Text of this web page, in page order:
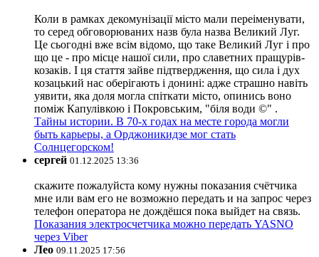
Коли в рамках декомунізації місто мали переіменувати,
то серед обговорюваних назв була назва Великий Луг.
Це сьогодні вже всім відомо, що таке Великий Луг і про
що це - про місце нашої сили, про славетних пращурів-
козаків. І ця стаття зайве підтвердження, що сила і дух
козацький нас оберігають і донині: адже страшно навіть
уявити, яка доля могла спіткати місто, опинись воно
поміж Капулівкою і Покровським, "біля води ©" .
Тайны истории. В 70-х годах на месте города могли
быть карьеры, а Орджоникидзе мог стать
Солнцегорском!
сергей 01.12.2025 13:36
скажите пожалуйста кому нужны показания счётчика
мне или вам его не возможно передать и на запрос через
телефон оператора не дождёшся пока выйдет на связь.
Показания электросчетчика можно передать YASNO
через Viber
Лео 09.11.2025 17:56